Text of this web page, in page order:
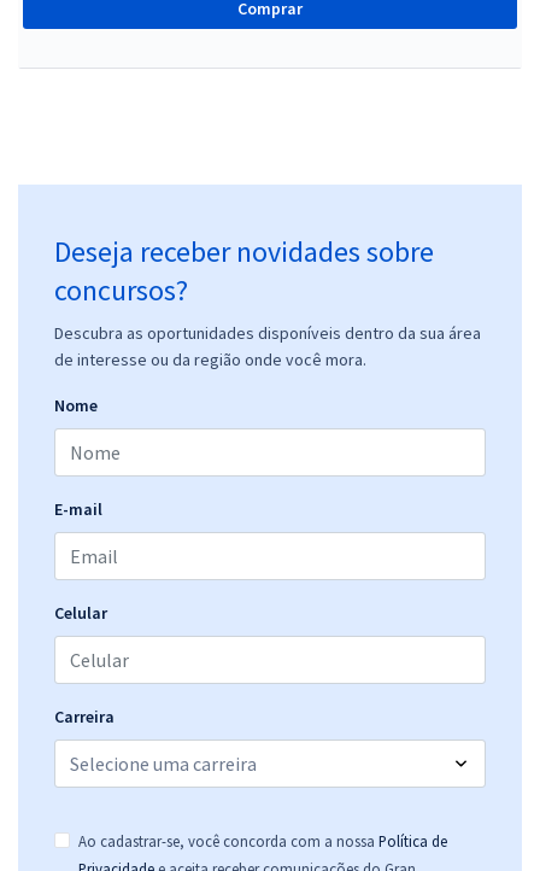
Comprar
Deseja receber novidades sobre
concursos?
Descubra as oportunidades disponíveis dentro da sua área
de interesse ou da região onde você mora.
Nome
E-mail
Celular
Carreira
Ao cadastrar-se, você concorda com a nossa Política de